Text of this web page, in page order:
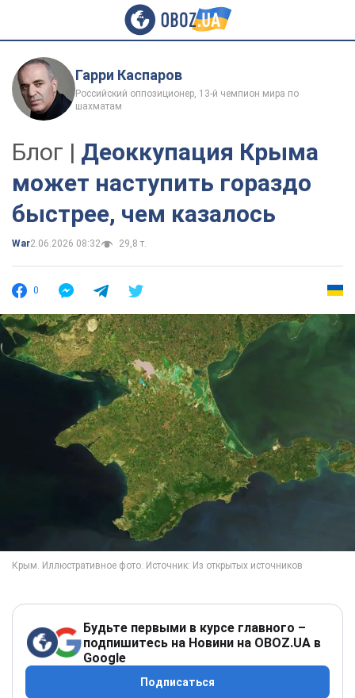
Гарри Каспаров
Российский оппозиционер, 13-й чемпион мира по
шахматам
Блог | Деоккупация Крыма
может наступить гораздо
быстрее, чем казалось
War2.06.2026 08:32 29,8 т.
0
Будьте первыми в курсе главного –
подпишитесь на Новини на OBOZ.UA в
Google
Подписаться